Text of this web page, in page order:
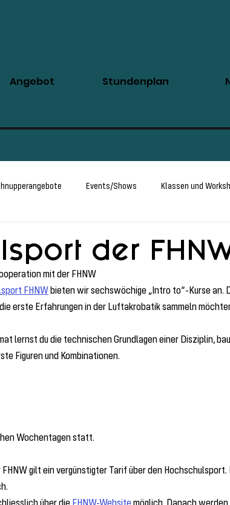
Angebot Stundenplan
Events/Shows Klassen und
der
mit der FHNW
FHNW bieten wir sechswöchige „Intro to“-Kurse an.
erste Erfahrungen in der Luftakrobatik sammeln
lernst du die technischen Grundlagen einer Disziplin,
Figuren und Kombinationen.
Wochentagen statt.
gilt ein vergünstigter Tarif über den Hochschulsport.